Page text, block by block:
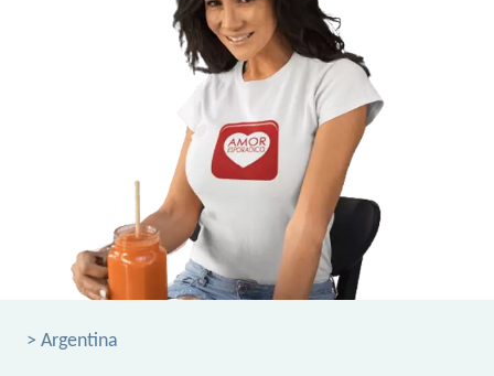
> Argentina